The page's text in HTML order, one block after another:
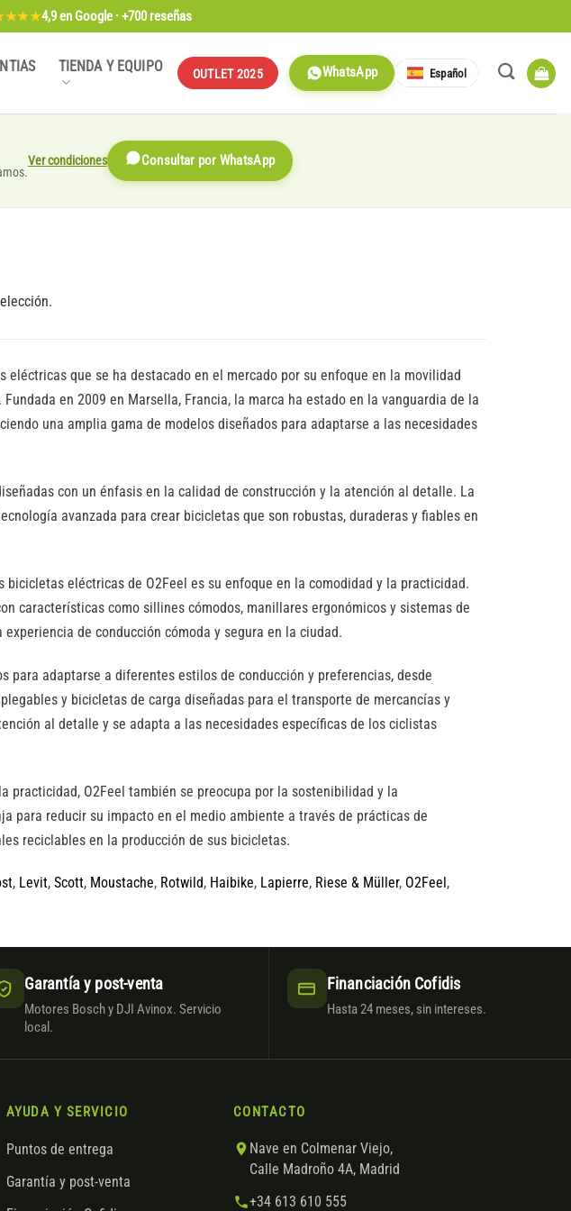
4,9en Google · +700 reseñas
TIENDA Y EQUIPO OUTLET 2025 WhatsApp Español
Ver condiciones Consultar por WhatsApp
eléctricas que se ha destacado en el mercado por su enfoque en la movilidad
en 2009 en Marsella, Francia, la marca ha estado en la vanguardia de la
una amplia gama de modelos diseñados para adaptarse a las necesidades
con un énfasis en la calidad de construcción y la atención al detalle. La
avanzada para crear bicicletas que son robustas, duraderas y fiables en
eléctricas de O2Feel es su enfoque en la comodidad y la practicidad.
características como sillines cómodos, manillares ergonómicos y sistemas de
de conducción cómoda y segura en la ciudad.
para adaptarse a diferentes estilos de conducción y preferencias, desde
y bicicletas de carga diseñadas para el transporte de mercancías y
al detalle y se adapta a las necesidades específicas de los ciclistas
practicidad, O2Feel también se preocupa por la sostenibilidad y la
para reducir su impacto en el medio ambiente a través de prácticas de
reciclables en la producción de sus bicicletas.
, Levit, Scott, Moustache, Rotwild, Haibike, Lapierre, Riese & Müller, O2Feel ,
Garantía y post-venta
Motores Bosch y DJI Avinox. Servicio
local.
Financiación Cofidis
Hasta 24 meses, sin intereses.
AYUDA Y SERVICIO
Puntos de entrega
Garantía y post-venta
CONTACTO
Nave en Colmenar Viejo,
Calle Madroño 4A, Madrid
+34 613 610 555